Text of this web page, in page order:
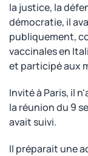
la justice, la
démocratie, il
publiquement,
vaccinales en
et participé aux
Invité à Paris, il
la réunion du 9
avait suivi.
Il préparait une